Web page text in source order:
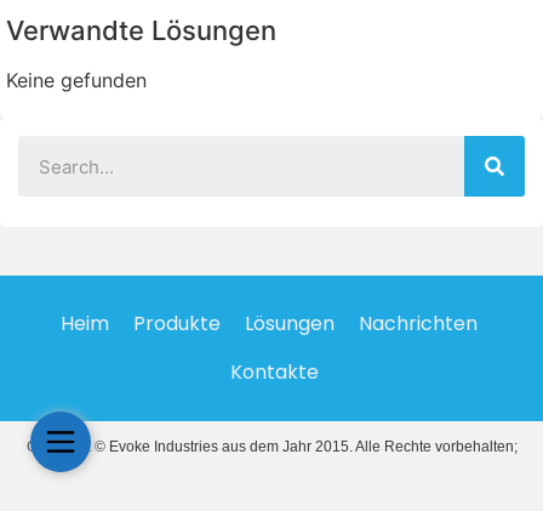
Verwandte Lösungen
Keine gefunden
Heim Produkte Lösungen
Nachrichten
Kontakte
Copyright © Evoke Industries aus dem Jahr 2015. Alle Rechte vorbehalten;